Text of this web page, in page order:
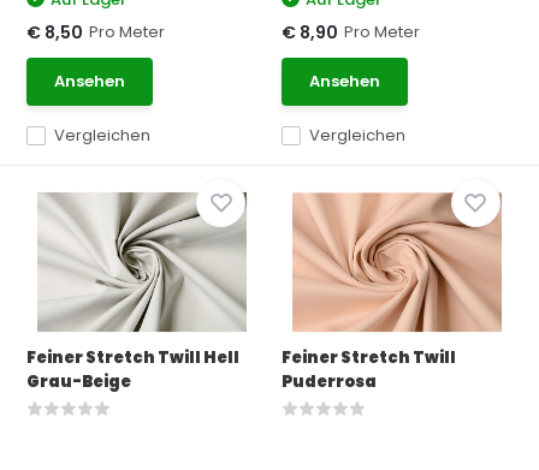
Vergleichen
€ 8,50 Pro Meter
Ansehen
Vergleichen
€ 8,90 Pro Meter
Ansehen
Feiner Stretch Twill Hell
Grau-Beige
Feiner Stretch Twill
Puderrosa